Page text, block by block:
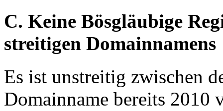
C. Keine Bösgläubige
streitigen Domainnamens
Es ist unstreitig zwischen
Domainname bereits 2010